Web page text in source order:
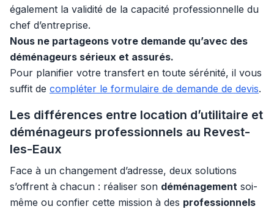
également la validité de la capacité professionnelle du
chef d’entreprise.
Nous ne partageons votre demande qu’avec des
déménageurs sérieux et assurés.
Pour planifier votre transfert en toute sérénité, il vous
suffit de compléter le formulaire de demande de devis.
Les différences entre location d’utilitaire et
déménageurs professionnels au Revest-
les-Eaux
Face à un changement d’adresse, deux solutions
s’offrent à chacun : réaliser son déménagement soi-
même ou confier cette mission à des professionnels